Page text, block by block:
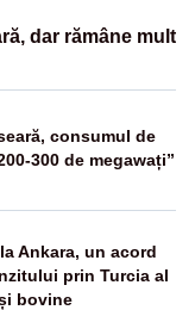
dar rămâne mult
consumul de
300 de megawați”
Ankara, un acord
prin Turcia al
bovine